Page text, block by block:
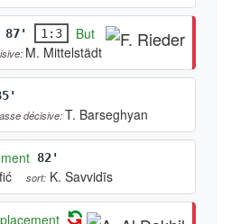
87' 1:3
But
M. Mittelstädt
décisive:T. Barseghyan
82'
sort: K. Savvidīs